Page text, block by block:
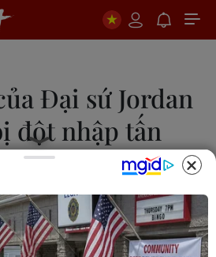
Đại sứ Jordan
đột nhập tấn
dân Jordan xác nhận vụ